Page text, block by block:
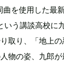
を使用した最
いう講談高校に
取り、「地上
物の姿、九郎が